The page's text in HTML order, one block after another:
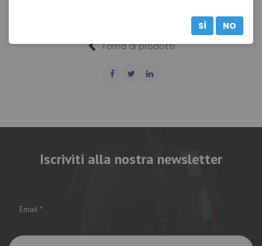
Torna ai prodotti
Iscriviti alla nostra newsletter
SÌ NO